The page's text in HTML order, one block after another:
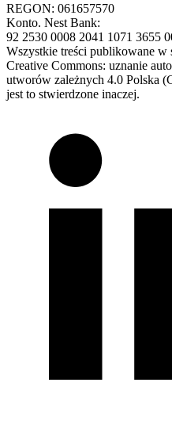
REGON: 061657570
Konto. Nest Bank:
92 2530 0008 2041 1071 3655
Wszystkie treści publikowane w
Creative Commons: uznanie
utworów zależnych 4.0 Polska
jest to stwierdzone inaczej.